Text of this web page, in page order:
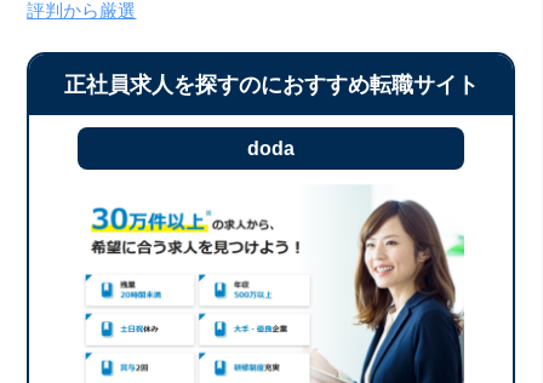
評判から厳選
正社員求人を探すのにおすすめ転職サイト
doda